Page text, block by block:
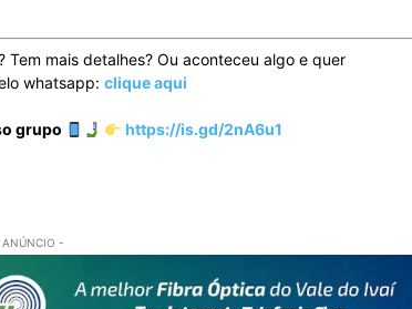
Tem mais detalhes? Ou aconteceu algo e quer
whatsapp: clique aqui
grupo https://is.gd/2nA6u1
-